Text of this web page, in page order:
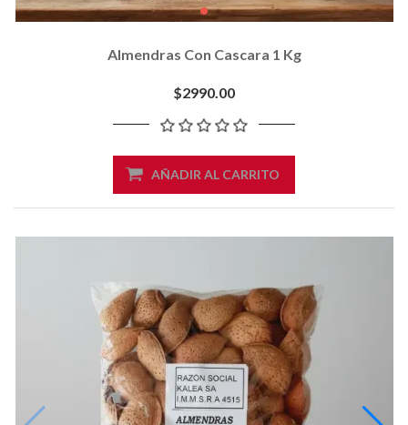
Almendras Con Cascara 1 Kg
$2990.00
AÑADIR AL CARRITO